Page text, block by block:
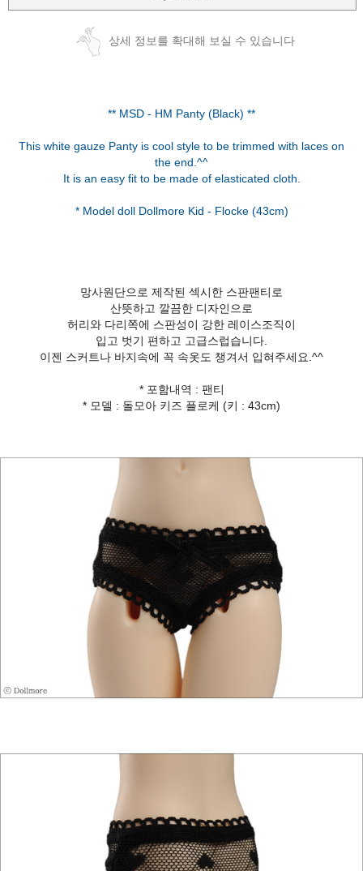
상세 정보를 확대해 보실 수 있습니다
** MSD - HM Panty (Black) **
This white gauze Panty is cool style to be trimmed with laces on
the end.^^
It is an easy fit to be made of elasticated cloth.
망사원단으로 제작된 섹시한 스판팬티로
산뜻하고 깔끔한 디자인으로
허리와 다리쪽에 스판성이 강한 레이스조직이
입고 벗기 편하고 고급스럽습니다.
이젠 스커트나 바지속에 꼭 속옷도 챙겨서 입혀주세요.^^
* 포함내역 : 팬티
* 모델 : 돌모아 키즈 플로케 (키 : 43cm)